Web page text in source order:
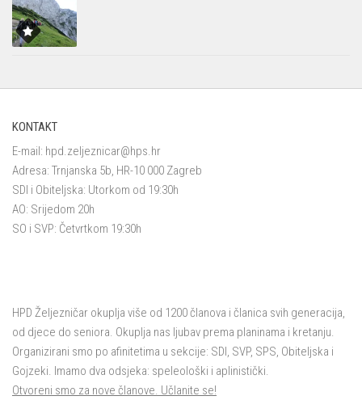
KONTAKT
E-mail: hpd.zeljeznicar@hps.hr
Adresa: Trnjanska 5b, HR-10 000 Zagreb
SDI i Obiteljska: Utorkom od 19:30h
AO: Srijedom 20h
SO i SVP: Četvrtkom 19:30h
HPD Željezničar okuplja više od 1200 članova i članica svih generacija,
od djece do seniora. Okuplja nas ljubav prema planinama i kretanju.
Organizirani smo po afinitetima u sekcije: SDI, SVP, SPS, Obiteljska i
Gojzeki. Imamo dva odsjeka: speleološki i aplinistički.
Otvoreni smo za nove članove. Učlanite se!